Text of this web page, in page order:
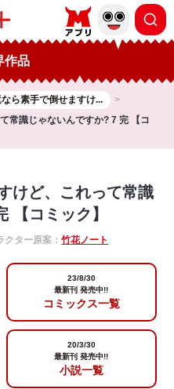
作品
ら素手で倒せますけ...
常識じゃないんですか? 7 完 【コ
けど、これって常識
【コミック】
クター原案：竹花ノート
23/8/30
最新刊 発売中!!
コミックス一覧
20/3/30
最新刊 発売中!!
小説一覧